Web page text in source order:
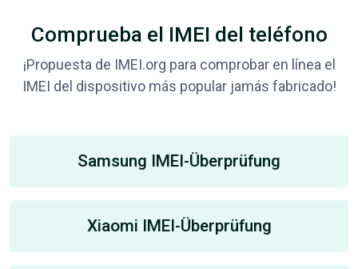
Comprueba el IMEI del teléfono
¡Propuesta de IMEI.org para comprobar en línea el
IMEI del dispositivo más popular jamás fabricado!
Samsung IMEI-Überprüfung
Xiaomi IMEI-Überprüfung